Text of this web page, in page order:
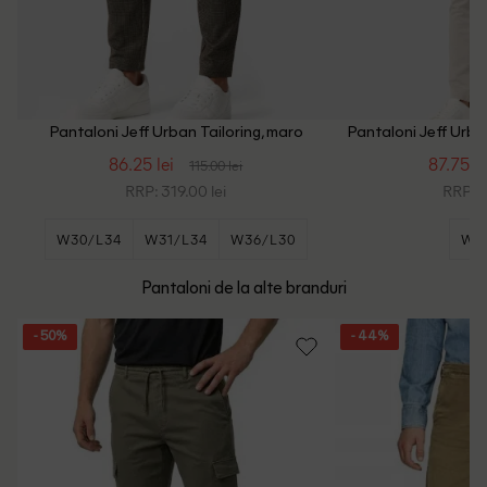
Pantaloni Jeff Urban Tailoring, maro
86.25 lei 115.00 lei
RRP: 319.00 lei
W30/L34 W31/L34 W36/L30
Pantaloni Jeff
87.75
RRP:
Pantaloni de la alte branduri
- 50% - 44%